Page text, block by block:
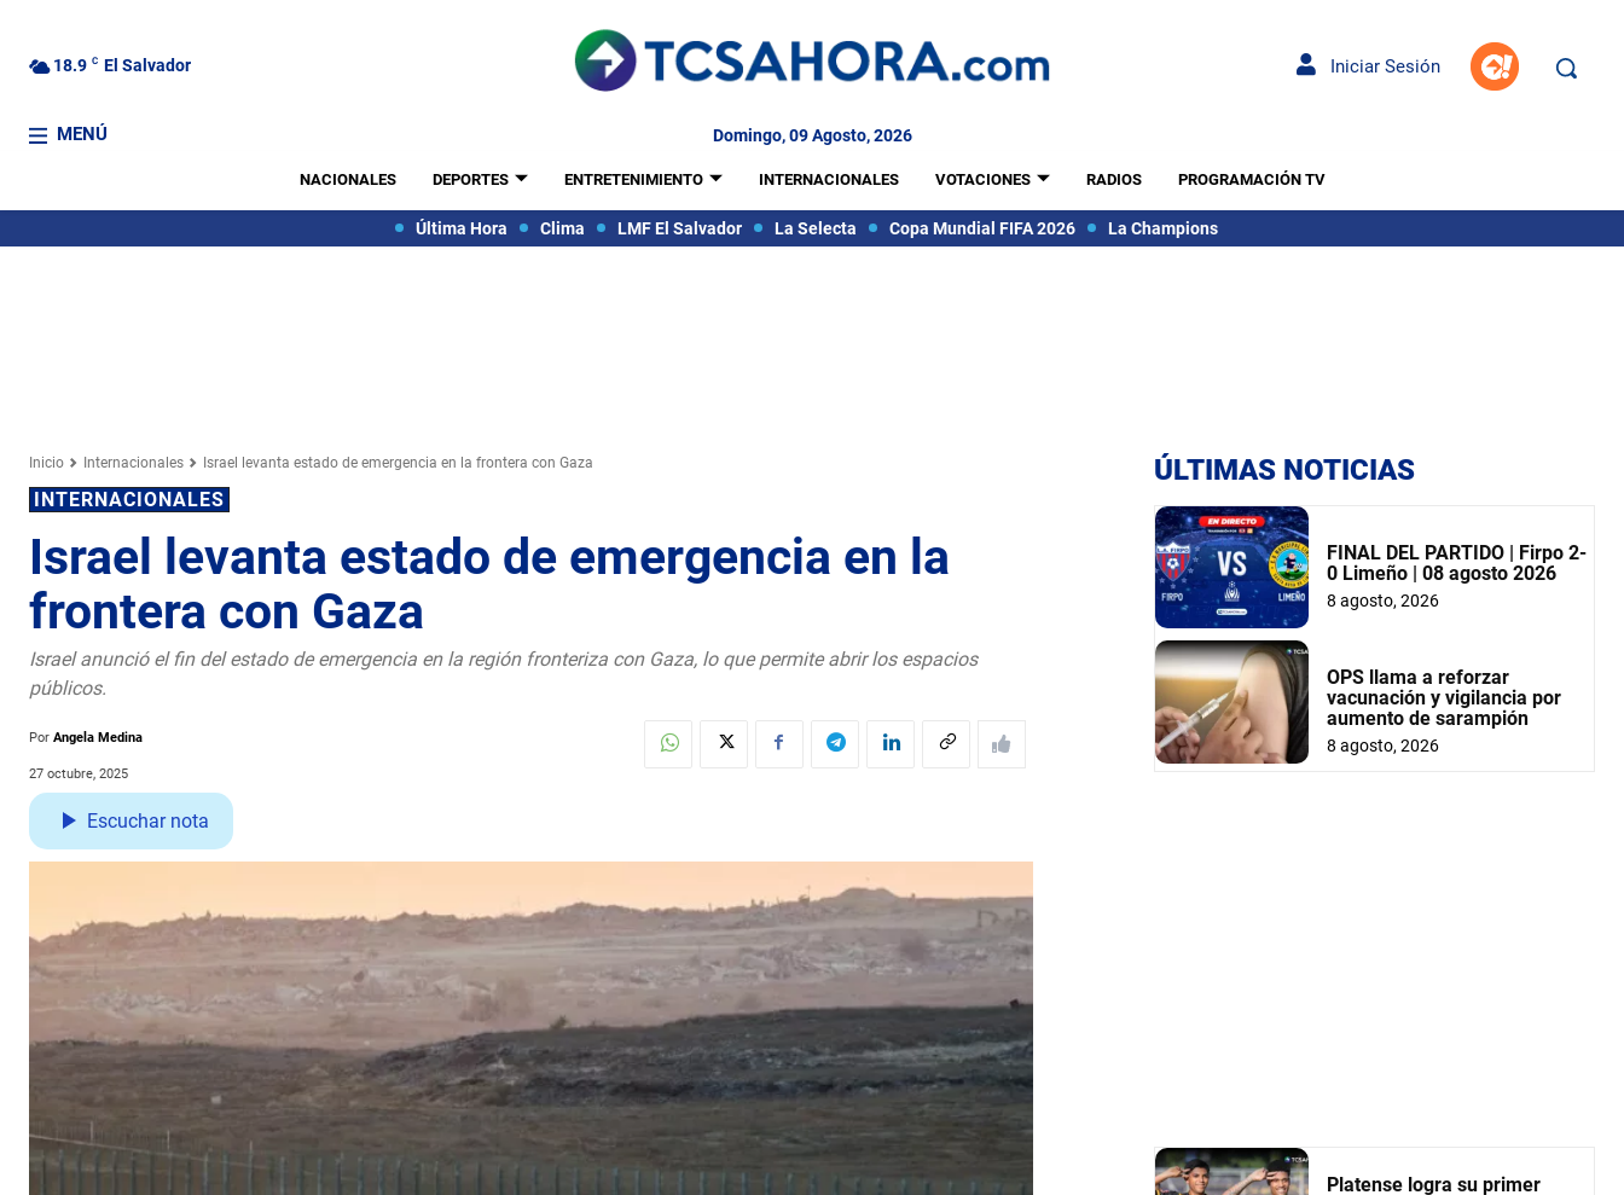
18.9 C El Salvador Iniciar Sesión
MENÚ Domingo, 09 Agosto, 2026
NACIONALES DEPORTES ENTRETENIMIENTO INTERNACIONALES VOTACIONES RADIOS PROGRAMACIÓN TV
Última Hora Clima LMF El Salvador La Selecta Copa Mundial FIFA 2026 La Champions
Inicio Internacionales Israel levanta estado de emergencia en la frontera con Gaza
INTERNACIONALES
Israel levanta estado de emergencia en la
frontera con Gaza
Israel anunció el fin del estado de emergencia en la región fronteriza con Gaza, lo que permite abrir los espacios
públicos.
Por Angela Medina
27 octubre, 2025
Escuchar nota
ÚLTIMAS NOTICIAS
FINAL DEL PARTIDO | Firpo 2-
0 Limeño | 08 agosto 2026
8 agosto, 2026
OPS llama a reforzar
vacunación y vigilancia por
aumento de sarampión
8 agosto, 2026
Platense logra su primer